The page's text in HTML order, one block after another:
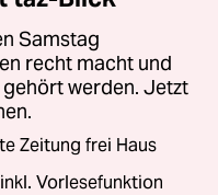
Samstag
recht macht und
werden. Jetzt
Zeitung frei Haus
Vorlesefunktion